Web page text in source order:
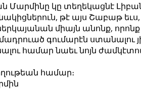
Մարմինը կը տեղեկացնէ
թէ այս Շաբաթ եւս,
միայն անոնք,
գումարէն ստանալու
համար նաեւ նոյն
համար։